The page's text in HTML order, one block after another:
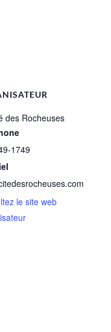
des Rocheuses
1749
le site web